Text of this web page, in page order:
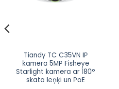
Tiandy TC C35VN IP
kamera 5MP Fisheye
Starlight kamera ar 180°
skata leņķi un PoE